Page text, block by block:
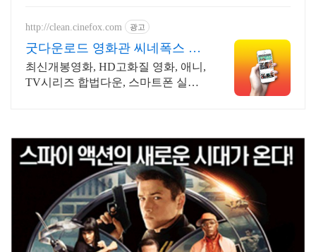
http://clean.cinefox.com 광고
굿다운로드 영화관 씨네폭스 한
국영화 30%할인중
최신개봉영화, HD고화질 영화, 애니,
TV시리즈 합법다운, 스마트폰 실시